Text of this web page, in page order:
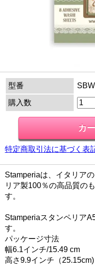
型番
購入数
特定商取引法に基づく表
Stamperiaは、イタリア
リア製100％の高品質の
す。
Stamperiaスタンペリア
す。
パッケージ寸法
幅6.1インチ/15.49 cm
高さ9.9インチ（25.15cm)